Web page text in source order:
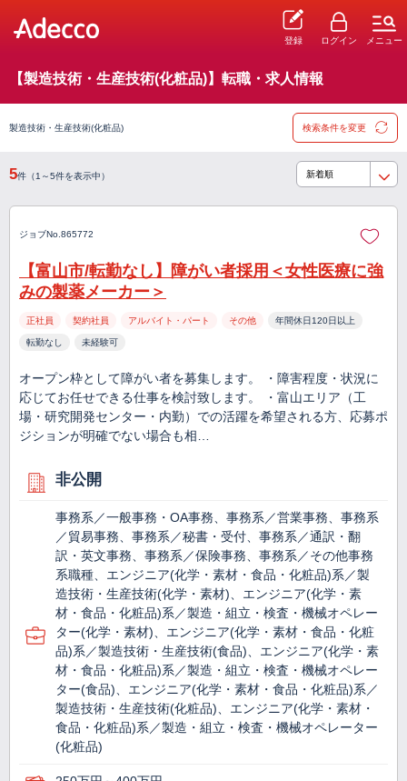
登録 ログイン メニュー
【製造技術・生産技術(化粧品)】転職・求人情報
製造技術・生産技術(化粧品) 検索条件を変更
5件（1～5件を表示中）
ジョブNo.865772
【富山市/転勤なし】障がい者採用＜女性医療に強
みの製薬メーカー＞
正社員 契約社員 アルバイト・パート その他 年間休日120日以上
転勤なし 未経験可
オープン枠として障がい者を募集します。 ・障害程度・状況に
応じてお任せできる仕事を検討致します。 ・富山エリア（工
場・研究開発センター・内勤）での活躍を希望される方、応募ポ
ジションが明確でない場合も相…
非公開
事務系／一般事務・OA事務、事務系／営業事務、事務系
／貿易事務、事務系／秘書・受付、事務系／通訳・翻
訳・英文事務、事務系／保険事務、事務系／その他事務
系職種、エンジニア(化学・素材・食品・化粧品)系／製
造技術・生産技術(化学・素材)、エンジニア(化学・素
材・食品・化粧品)系／製造・組立・検査・機械オペレー
ター(化学・素材)、エンジニア(化学・素材・食品・化粧
品)系／製造技術・生産技術(食品)、エンジニア(化学・素
材・食品・化粧品)系／製造・組立・検査・機械オペレー
ター(食品)、エンジニア(化学・素材・食品・化粧品)系／
製造技術・生産技術(化粧品)、エンジニア(化学・素材・
食品・化粧品)系／製造・組立・検査・機械オペレーター
(化粧品)